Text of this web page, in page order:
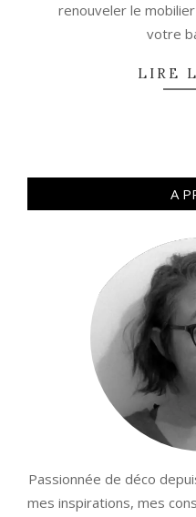
renouveler le
votre
LIRE
A
Passionnée de déco
mes inspirations, mes